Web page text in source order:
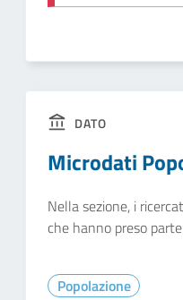
DATO
Microdati
Nella sezione, i
che hanno preso
Popolazione